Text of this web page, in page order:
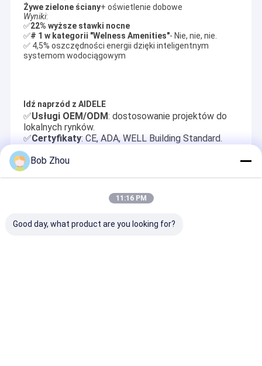
Żywe zielone ściany+ oświetlenie dobowe
Wyniki:
✅22% wyższe stawki nocne
✅# 1 w kategorii "Welness Amenities"- Nie, nie, nie.
✅ 4,5% oszczędności energii dzięki inteligentnym
systemom wodociągowym
Idź naprzód z AIDELE
✅Usługi OEM/ODM: dostosowanie projektów do
lokalnych rynków.
✅Certyfikaty: CE, ADA, WELL Building Standard.
✅
Bob Zhou
11:16 PM
Good day, what product are you looking for?